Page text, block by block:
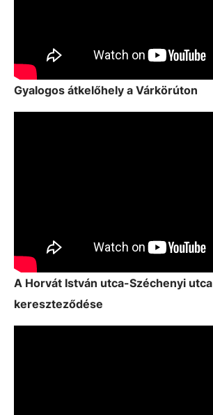
Gyalogos átkelőhely a Várkörúton
A Horvát István utca-Széchenyi utca
kereszteződése